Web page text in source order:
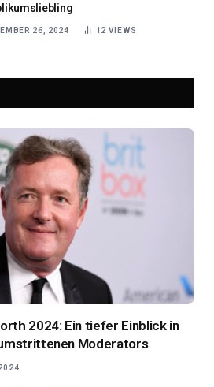
26, 2024 12 VIEWS
2024: Ein tiefer Einblick in
Moderators